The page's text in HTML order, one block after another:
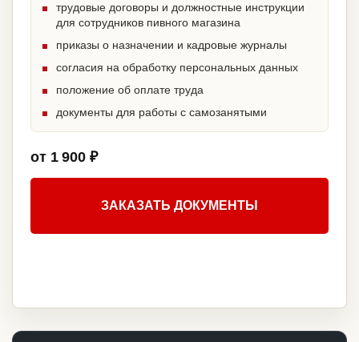
трудовые договоры и должностные инструкции
для сотрудников пивного магазина
приказы о назначении и кадровые журналы
согласия на обработку персональных данных
положение об оплате труда
документы для работы с самозанятыми
от 1 900 ₽
ЗАКАЗАТЬ ДОКУМЕНТЫ